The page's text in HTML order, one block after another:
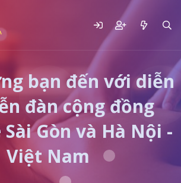
bạn đến với diễn
đàn cộng đồng
Gòn và Hà Nội -
Việt Nam